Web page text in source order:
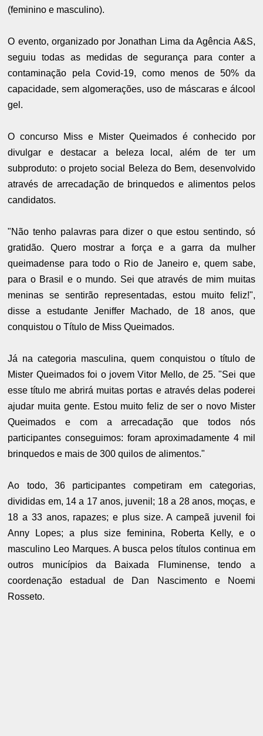
(feminino e masculino).
O evento, organizado por Jonathan Lima da Agência A&S,
seguiu todas as medidas de segurança para conter a
contaminação pela Covid-19, como menos de 50% da
capacidade, sem algomerações, uso de máscaras e álcool
gel.
O concurso Miss e Mister Queimados é conhecido por
divulgar e destacar a beleza local, além de ter um
subproduto: o projeto social Beleza do Bem, desenvolvido
através de arrecadação de brinquedos e alimentos pelos
candidatos.
"Não tenho palavras para dizer o que estou sentindo, só
gratidão. Quero mostrar a força e a garra da mulher
queimadense para todo o Rio de Janeiro e, quem sabe,
para o Brasil e o mundo. Sei que através de mim muitas
meninas se sentirão representadas, estou muito feliz!",
disse a estudante Jeniffer Machado, de 18 anos, que
conquistou o Título de Miss Queimados.
Já na categoria masculina, quem conquistou o título de
Mister Queimados foi o jovem Vitor Mello, de 25. "Sei que
esse título me abrirá muitas portas e através delas poderei
ajudar muita gente. Estou muito feliz de ser o novo Mister
Queimados e com a arrecadação que todos nós
participantes conseguimos: foram aproximadamente 4 mil
brinquedos e mais de 300 quilos de alimentos."
Ao todo, 36 participantes competiram em categorias,
divididas em, 14 a 17 anos, juvenil; 18 a 28 anos, moças, e
18 a 33 anos, rapazes; e plus size. A campeã juvenil foi
Anny Lopes; a plus size feminina, Roberta Kelly, e o
masculino Leo Marques. A busca pelos títulos continua em
outros municípios da Baixada Fluminense, tendo a
coordenação estadual de Dan Nascimento e Noemi
Rosseto.